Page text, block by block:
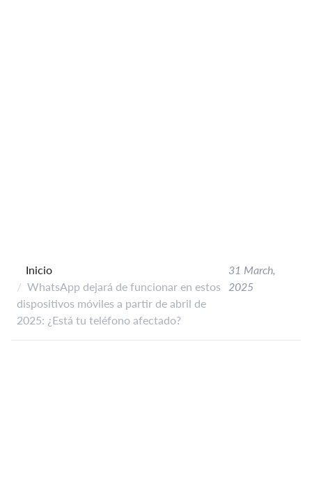
Inicio
WhatsApp dejará de funcionar en estos
dispositivos móviles a partir de abril de
2025: ¿Está tu teléfono afectado?
31 March,
2025